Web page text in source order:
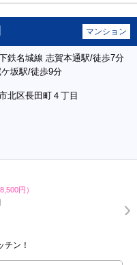
マンション
鉄名城線 志賀本通駅/徒歩7分
坂駅/徒歩9分
北区長田町４丁目
円）
チン！